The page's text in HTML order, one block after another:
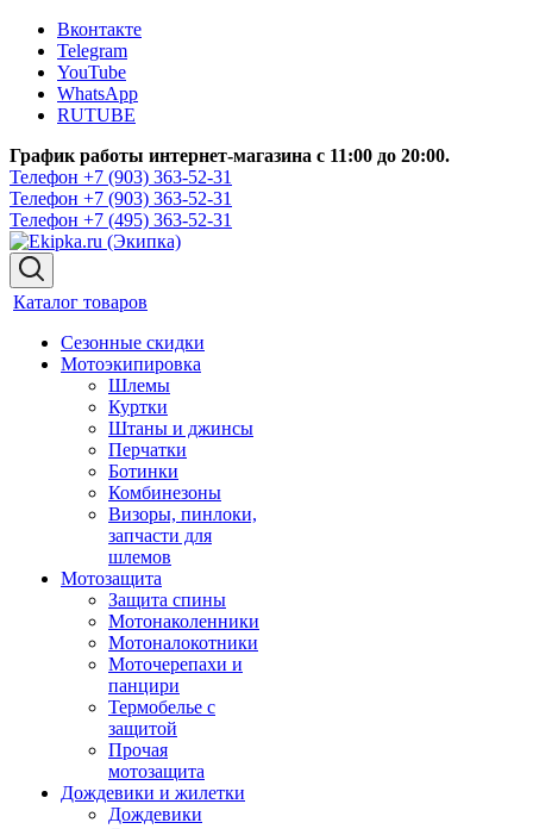
Вконтакте
Telegram
YouTube
WhatsApp
RUTUBE
График работы интернет-магазина с 11:00 до 20:00.
Телефон +7 (903) 363-52-31
Телефон +7 (903) 363-52-31
Телефон +7 (495) 363-52-31
Каталог товаров
Сезонные скидки
Мотоэкипировка
Шлемы
Куртки
Штаны и джинсы
Перчатки
Ботинки
Комбинезоны
Визоры, пинлоки,
запчасти для
шлемов
Мотозащита
Защита спины
Мотонаколенники
Мотоналокотники
Моточерепахи и
панцири
Термобелье с
защитой
Прочая
мотозащита
Дождевики и жилетки
Дождевики